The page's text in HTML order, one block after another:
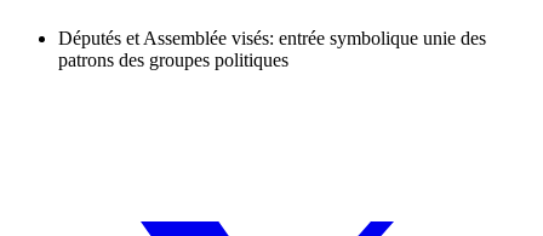
Députés et Assemblée visés: entrée symbolique unie des
patrons des groupes politiques